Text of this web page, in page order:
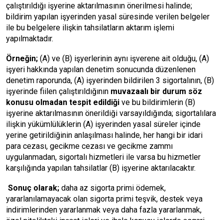
çalıştırıldığı işyerine aktarılmasının önerilmesi halinde;
bildirim yapılan işyerinden yasal süresinde verilen belgeler
ile bu belgelere ilişkin tahsilatların aktarım işlemi
yapılmaktadır.
Örneğin; (A) ve (B) işyerlerinin aynı işverene ait olduğu, (A)
işyeri hakkında yapılan denetim sonucunda düzenlenen
denetim raporunda, (A) işyerinden bildirilen 3 sigortalının, (B)
işyerinde fiilen çalıştırıldığının muvazaalı bir durum söz
konusu olmadan tespit edildiği ve bu bildirimlerin (B)
işyerine aktarılmasının önerildiği varsayıldığında; sigortalılara
ilişkin yükümlülüklerin (A) işyerinden yasal süreler içinde
yerine getirildiğinin anlaşılması halinde, her hangi bir idari
para cezası, gecikme cezası ve gecikme zammı
uygulanmadan, sigortalı hizmetleri ile varsa bu hizmetler
karşılığında yapılan tahsilatlar (B) işyerine aktarılacaktır.
Sonuç olarak; daha az sigorta primi ödemek,
yararlanılamayacak olan sigorta primi teşvik, destek veya
indirimlerinden yararlanmak veya daha fazla yararlanmak,